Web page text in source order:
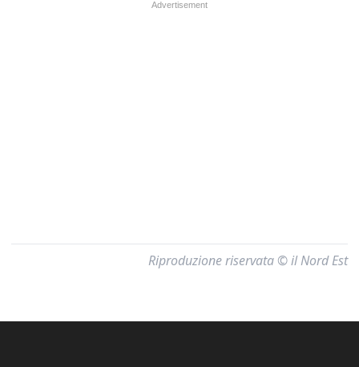
Riproduzione riservata © il Nord Est